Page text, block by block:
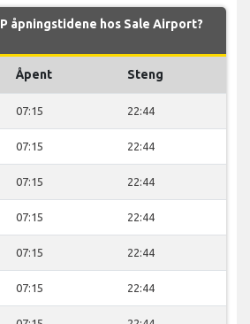
åpningstidene hos Sale Airport?
Åpent Steng
07:15 22:44
07:15 22:44
07:15 22:44
07:15 22:44
07:15 22:44
07:15 22:44